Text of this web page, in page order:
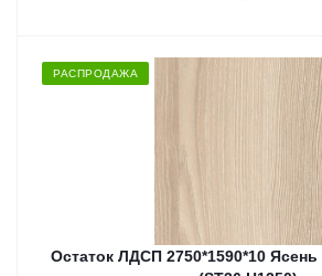
РАСПРОДАЖА
Остаток ЛДСП 2750*1590*10 Ясень